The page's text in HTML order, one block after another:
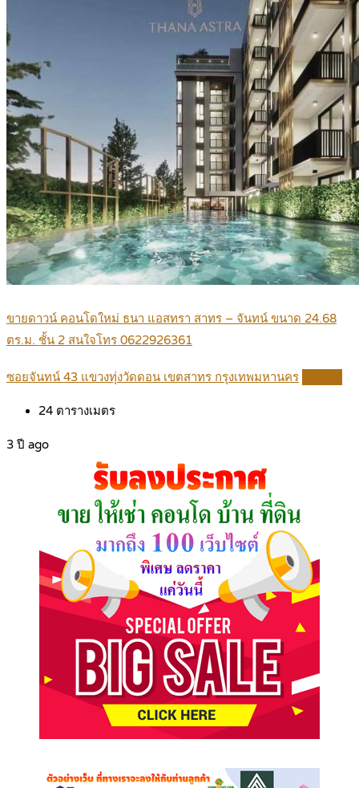
ขายดาวน์ คอนโดใหม่ ธนา แอสทรา สาทร – จันทน์ ขนาด 24.68
ตร.ม. ชั้น 2 สนใจโทร 0622926361
ซอยจันทน์ 43 แขวงทุ่งวัดดอน เขตสาทร กรุงเทพมหานคร
24 ตารางเมตร
3 ปี ago